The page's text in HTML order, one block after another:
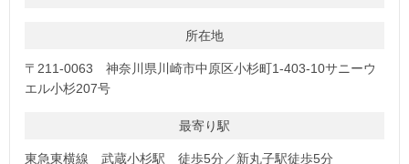
所在地
〒211-0063 神奈川県川崎市中原区小杉町1-403-10サニーウ
エル小杉207号
最寄り駅
東急東横線 武蔵小杉駅 徒歩5分／新丸子駅徒歩5分